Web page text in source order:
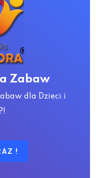
Zabaw
dla Dzieci i
!